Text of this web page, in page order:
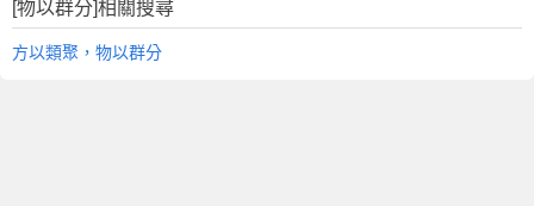
[物以群分]相關搜尋
方以類聚，物以群分